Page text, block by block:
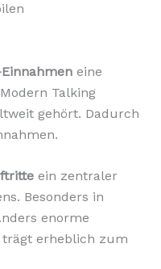
eine
Talking
gehört. Dadurch
ein zentraler
Besonders in
enorme
trägt erheblich zum